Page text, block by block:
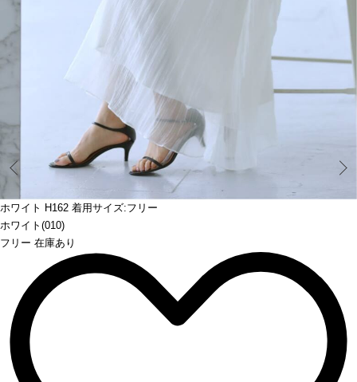
ホワイト H162 着用サイズ:フリー
ホワイト(010)
フリー 在庫あり
Prev